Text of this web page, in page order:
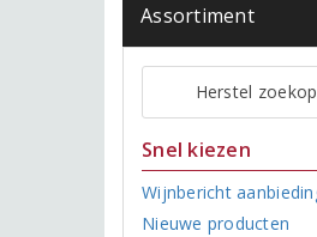
Assortiment
Herstel
Snel kiezen
Wijnbericht
Nieuwe producten